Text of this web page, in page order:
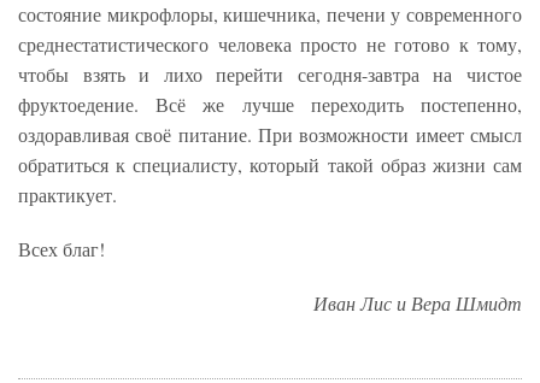
состояние микрофлоры, кишечника, печени у современного
среднестатистического человека просто не готово к тому,
чтобы взять и лихо перейти сегодня-завтра на чистое
фруктоедение. Всё же лучше переходить постепенно,
оздоравливая своё питание. При возможности имеет смысл
обратиться к специалисту, который такой образ жизни сам
практикует.
Всех благ!
Иван Лис и Вера Шмидт